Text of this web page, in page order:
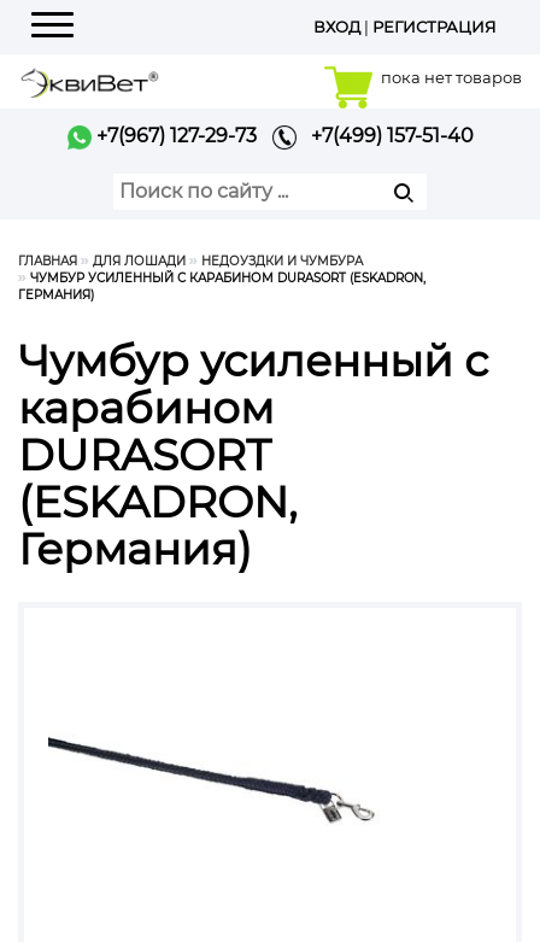
Меню
ВХОД| РЕГИСТРАЦИЯ
пока нет товаров
+7(967) 127-29-73 +7(499) 157-51-40
ГЛАВНАЯ ДЛЯ ЛОШАДИ
НЕДОУЗДКИ И ЧУМБУРА
ЧУМБУР УСИЛЕННЫЙ С КАРАБИНОМ DURASORT (ESKADRON,
ГЕРМАНИЯ)
Чумбур усиленный с
карабином
DURASORT
(ESKADRON,
Германия)